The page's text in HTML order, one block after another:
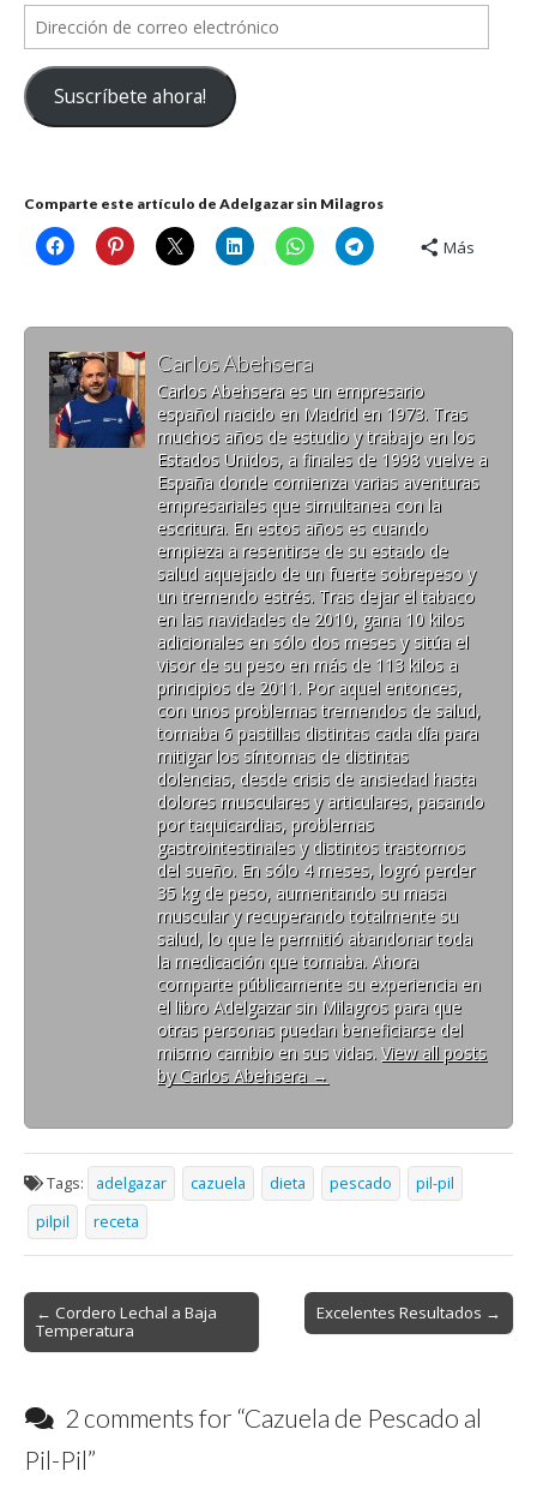
Dirección
de
correo
electrónico
Suscríbete ahora!
Comparte este artículo de Adelgazar sin Milagros
Más
Carlos Abehsera
Carlos Abehsera es un empresario
español nacido en Madrid en 1973. Tras
muchos años de estudio y trabajo en los
Estados Unidos, a finales de 1998 vuelve a
España donde comienza varias aventuras
empresariales que simultanea con la
escritura. En estos años es cuando
empieza a resentirse de su estado de
salud aquejado de un fuerte sobrepeso y
un tremendo estrés. Tras dejar el tabaco
en las navidades de 2010, gana 10 kilos
adicionales en sólo dos meses y sitúa el
visor de su peso en más de 113 kilos a
principios de 2011. Por aquel entonces,
con unos problemas tremendos de salud,
tomaba 6 pastillas distintas cada día para
mitigar los síntomas de distintas
dolencias, desde crisis de ansiedad hasta
dolores musculares y articulares, pasando
por taquicardias, problemas
gastrointestinales y distintos trastornos
del sueño. En sólo 4 meses, logró perder
35 kg de peso, aumentando su masa
muscular y recuperando totalmente su
salud, lo que le permitió abandonar toda
la medicación que tomaba. Ahora
comparte públicamente su experiencia en
el libro Adelgazar sin Milagros para que
otras personas puedan beneficiarse del
mismo cambio en sus vidas. View all posts
by Carlos Abehsera →
Tags: adelgazar cazuela dieta pescado
pil-pil
pilpil
receta
Post
navigation
← Cordero Lechal a Baja
Temperatura
Excelentes Resultados →
2 comments for “Cazuela de Pescado al
Pil-Pil”